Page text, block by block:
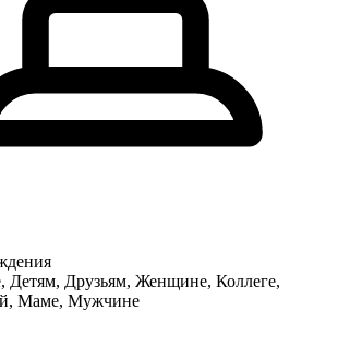
Детям, Друзьям, Женщине, Коллеге,
Маме, Мужчине